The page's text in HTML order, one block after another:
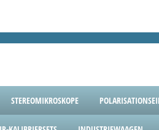
STEREOMIKROSKOPE